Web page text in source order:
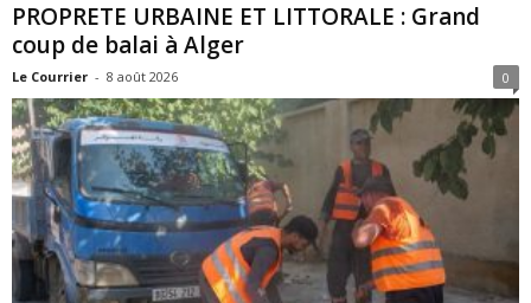
PROPRETE URBAINE ET LITTORALE : Grand
coup de balai à Alger
Le Courrier - 8 août 2026 0